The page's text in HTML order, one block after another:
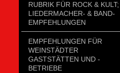
RUBRIK FÜR ROCK & KULT;
LIEDERMACHER- & BAND-
EMPFEHLUNGEN
EMPFEHLUNGEN FÜR
WEINSTÄDTER
GASTSTÄTTEN UND -
BETRIEBE